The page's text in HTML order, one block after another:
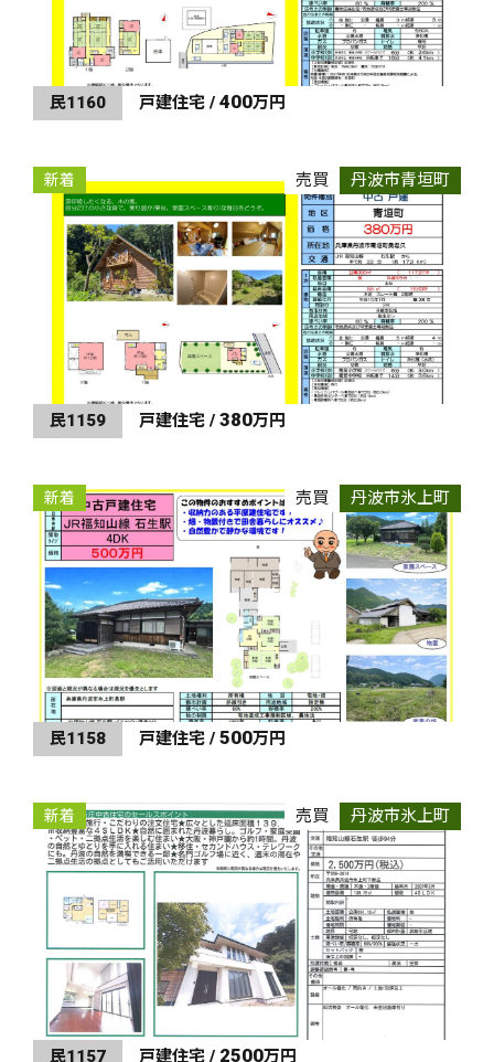
民1160 戸建住宅 / 400万円
新着 売買 丹波市青垣町
民1159 戸建住宅 / 380万円
新着 売買 丹波市氷上町
民1158 戸建住宅 / 500万円
新着 売買 丹波市氷上町
民1157 戸建住宅 / 2500万円